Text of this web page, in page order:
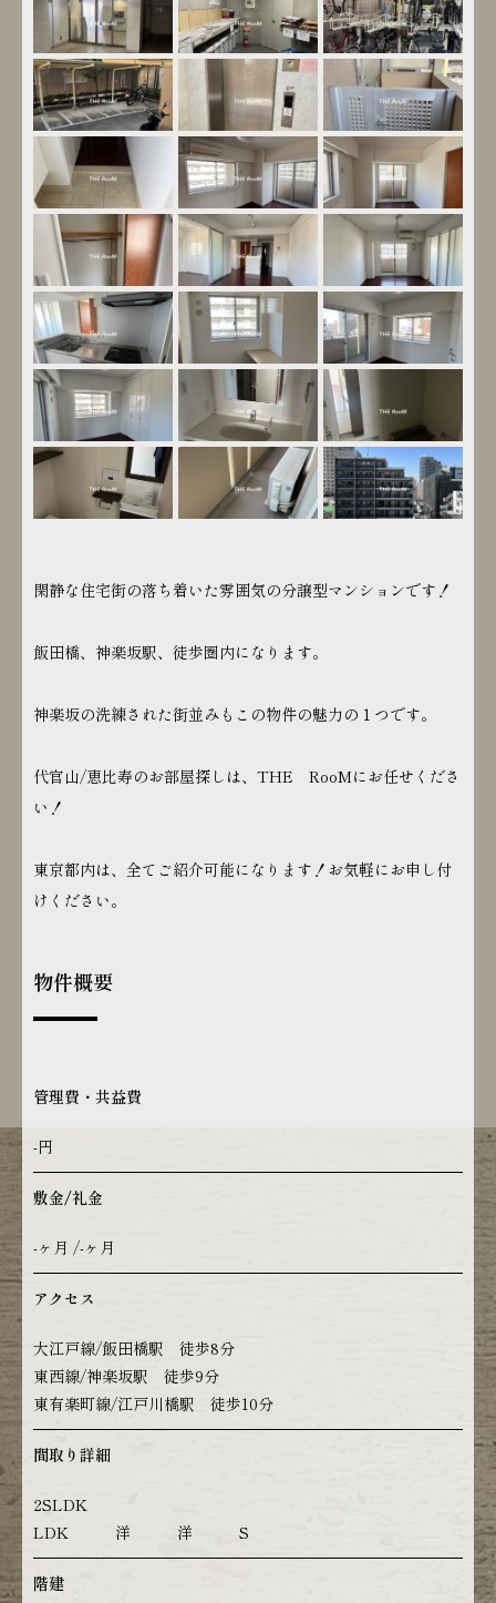
閑静な住宅街の落ち着いた雰囲気の分譲型マンションです！
飯田橋、神楽坂駅、徒歩圏内になります。
神楽坂の洗練された街並みもこの物件の魅力の１つです。
代官山/恵比寿のお部屋探しは、THE RooMにお任せくださ
い！
東京都内は、全てご紹介可能になります！お気軽にお申し付
けください。
物件概要
管理費・共益費
-円
敷金/礼金
-ヶ月 /-ヶ月
アクセス
大江戸線/飯田橋駅 徒歩8分
東西線/神楽坂駅 徒歩9分
東有楽町線/江戸川橋駅 徒歩10分
間取り詳細
2SLDK
LDK 洋 洋 S
階建